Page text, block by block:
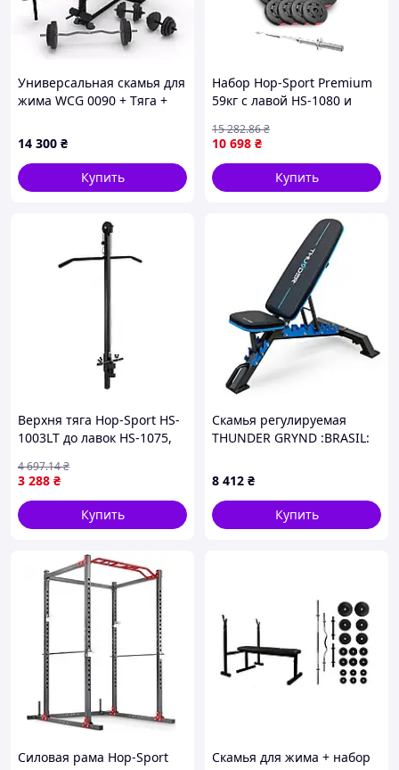
Универсальная скамья для
жима WCG 0090 + Тяга +
Набор HARD штанга 148 кг
14 300 ₴
Купить
Набор Hop-Sport Premium
59кг с лавой HS-1080 и
10 698 ₴
15 282.86₴
Купить
Верхня тяга Hop-Sport HS-
1003LT до лавок HS-1075,
3 288 ₴
4 697.14₴
Купить
Скамья регулируемая
THUNDER GRYND :BRASIL:
8 412 ₴
Купить
Силовая рама Hop-Sport
Скамья для жима + набор